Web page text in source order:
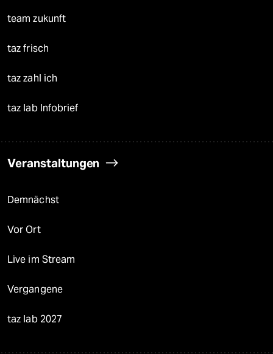
team zukunft
taz frisch
taz zahl ich
taz lab Infobrief
Veranstaltungen
Demnächst
Vor Ort
Live im Stream
Vergangene
taz lab 2027